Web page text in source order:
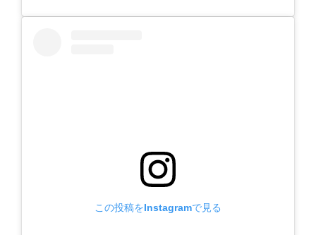
この投稿をInstagramで見る